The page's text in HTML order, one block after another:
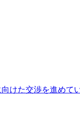
けた交渉を進めて